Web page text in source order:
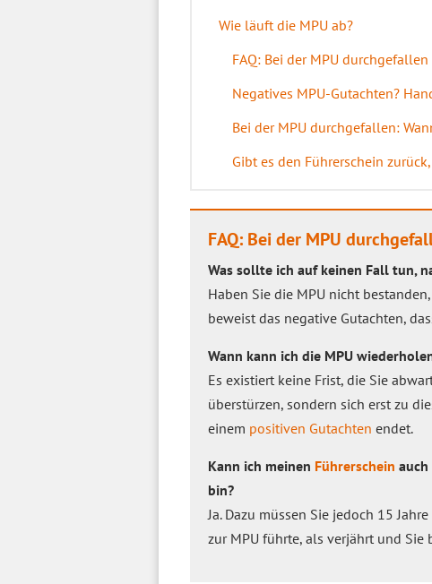
Wie läuft die MPU ab?
FAQ: Bei der MPU durchgefallen
Negatives MPU-Gutachten?
Bei der MPU durchgefallen:
Gibt es den Führerschein
FAQ: Bei der MPU
Was sollte ich auf keinen Fall tun,
Haben Sie die MPU nicht
beweist das negative Gutachten,
Wann kann ich die MPU
Es existiert keine Frist, die Sie
überstürzen, sondern sich erst zu
einem positiven Gutachten endet.
Kann ich meinen Führerschein
bin?
Ja. Dazu müssen Sie jedoch 15
zur MPU führte, als verjährt und Sie